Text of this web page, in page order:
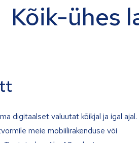
Kõik-ühes
digitaalset valuutat kõikjal ja igal ajal.
meie mobiilirakenduse või